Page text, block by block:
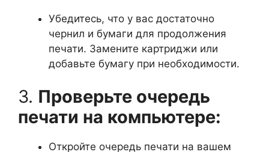
Убедитесь, что у вас достаточно
чернил и бумаги для продолжения
печати. Замените картриджи или
добавьте бумагу при необходимости.
3. Проверьте очередь
печати на компьютере:
Откройте очередь печати на вашем